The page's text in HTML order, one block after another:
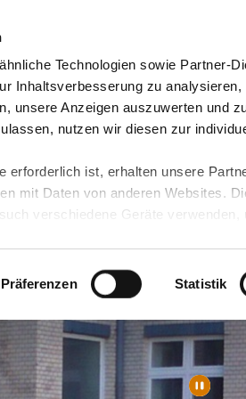
Technologien sowie Partner-
Inhaltsverbesserung zu
unsere Anzeigen auszuwerten und
nutzen wir diesen zur
erforderlich ist, erhalten unsere
mit Daten von anderen Websites.
verschiedene Geräte verwenden,
ist kein der EU gleichwertiges
Daten führen kann.
unserenDatenschutzhinweisen
Funktionen für diese Zwecke
mittels nachfolgender Buttons
erteilte Einwilligung stets für die
Präferenzen Statistik
& Angebote Presse &